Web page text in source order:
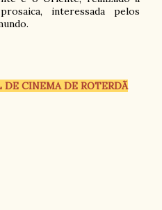
interessada pelos
DE CINEMA DE ROTERDÃ